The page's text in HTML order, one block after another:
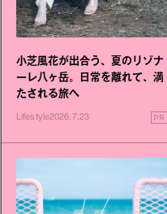
小芝風花が出合う、夏のリゾナ
ーレ八ヶ岳。日常を離れて、満
たされる旅へ
Lifestyle2026.7.23 PR